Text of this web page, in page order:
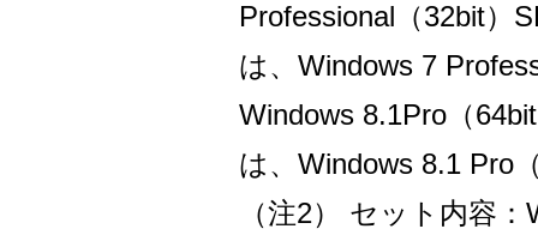
Professional（32bit）
は、Windows 7
Windows 8.1Pro（
は、Windows 8.1 Pro
（注2） セット内容